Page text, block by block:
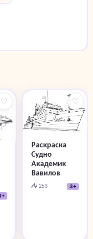
♡ ♡
Раскраска
Судно
Академик
Вавилов
📥 253 3+